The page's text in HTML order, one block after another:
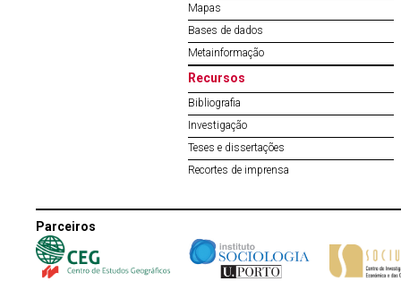
Mapas
Bases de dados
Metainformação
Recursos
Bibliografia
Investigação
Teses e dissertações
Recortes de imprensa
Parceiros